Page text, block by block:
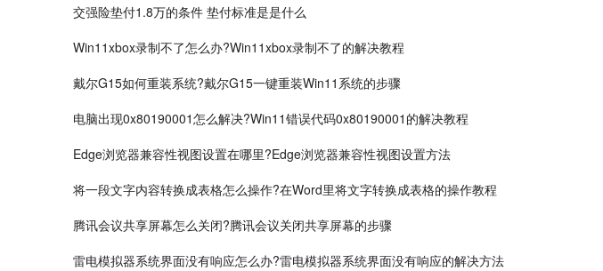
交强险垫付1.8万的条件 垫付标准是是什么
​Win11xbox录制不了怎么办?Win11xbox录制不了的解决教程
戴尔G15如何重装系统?戴尔G15一键重装Win11系统的步骤
电脑出现0x80190001怎么解决?Win11错误代码0x80190001的解决教程
Edge浏览器兼容性视图设置在哪里?Edge浏览器兼容性视图设置方法
将一段文字内容转换成表格怎么操作?在Word里将文字转换成表格的操作教程
腾讯会议共享屏幕怎么关闭?腾讯会议关闭共享屏幕的步骤
雷电模拟器系统界面没有响应怎么办?雷电模拟器系统界面没有响应的解决方法